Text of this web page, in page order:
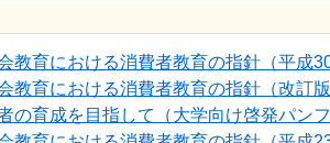
教育における消費者教育の指針（平成
教育における消費者教育の指針（改訂
の育成を目指して（大学向け啓発パン